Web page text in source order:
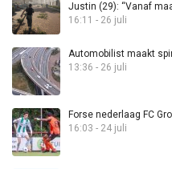
Justin (29): “Vanaf
16:11 - 26 juli
Automobilist maakt
13:36 - 26 juli
Forse nederlaag FC
16:03 - 24 juli